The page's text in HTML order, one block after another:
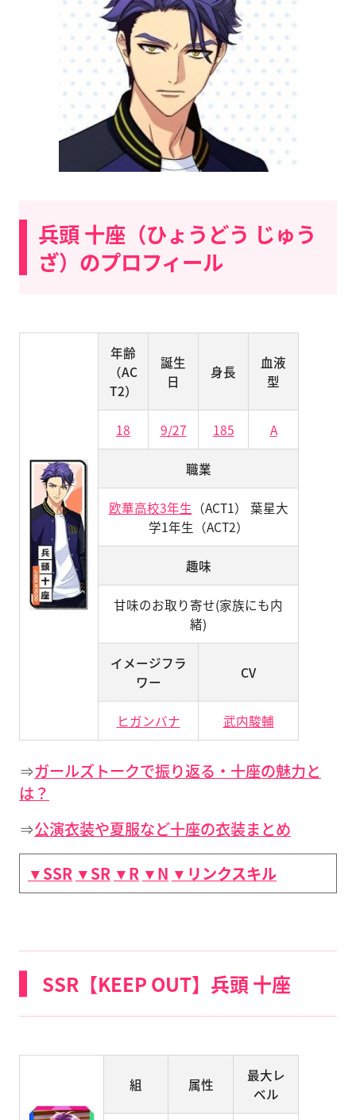
兵頭 十座（ひょうどう じゅう
ざ）のプロフィール
年齢
（AC
T2）
誕生
日
身長
血液
型
18 9/27 185 A
職業
欧華高校3年生 （ACT1） 葉星大
学1年生（ACT2）
趣味
甘味のお取り寄せ(家族にも内
緒)
イメージフラ
ワー
CV
ヒガンバナ 武内駿輔
⇒ガールズトークで振り返る・十座の魅力と
は？
⇒公演衣装や夏服など十座の衣装まとめ
▼SSR ▼SR ▼R ▼N ▼リンクスキル
SSR【KEEP OUT】兵頭 十座
組 属性
最大レ
ベル